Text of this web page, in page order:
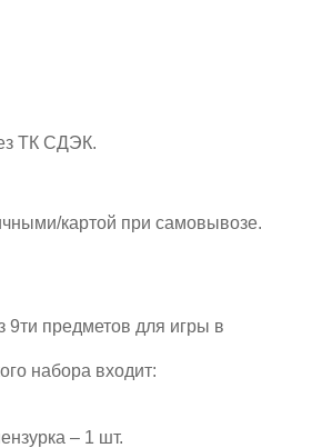
ТК СДЭК.
картой при самовывозе.
предметов для игры в
набора входит:
– 1 шт.